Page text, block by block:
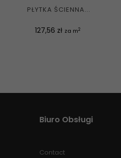
PŁYTKA ŚCIENNA...
Cena
127,56 zł za m2
Biuro Obsługi
Contact